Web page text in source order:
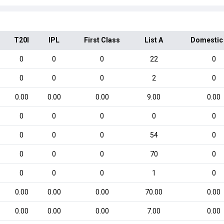
T20I IPL First Class List A
0 0 0 22 0
0 0 0 2 0
0.00 0.00 0.00 9.00 0.00
0 0 0 0 0
0 0 0 54 0
0 0 0 70 0
0 0 0 1 0
0.00 0.00 0.00 70.00 0.00
0.00 0.00 0.00 7.00 0.00